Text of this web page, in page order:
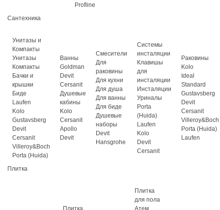
Profline
Сантехника
Унитазы и
Компакты
Унитазы
Компакты
Бачки и
крышки
Биде
Laufen
Kolo
Gustavsberg
Devit
Cersanit
Villeroy&Boch
Porta (Huida)
Ванны
Goldman
Devit
Cersanit
Душевые
кабины
Kolo
Cersanit
Apollo
Devit
Смесители
Для
раковины
Для кухни
Для душа
Для ванны
Для биде
Душевые
наборы
Devit
Hansgrohe
Системы
инсталяции
Клавишы
для
инсталяции
Инсталяции
Уриналы
Porta
(Huida)
Laufen
Kolo
Devit
Cersanit
Раковины
Kolo
Ideal
Standard
Gustavsberg
Devit
Cersanit
Villeroy&Boch
Porta (Huida)
Laufen
Плитка
Плитка
Плитка
для пола
Атем